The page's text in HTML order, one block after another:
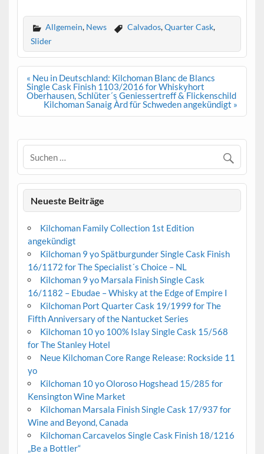
Allgemein, News Calvados,Quarter Cask,
Slider
Beitrags-
Navigation
« Neu in Deutschland: Kilchoman Blanc de Blancs
Single Cask Finish 1103/2016 for Whiskyhort
Oberhausen, Schlüter´s Geniessertreff & Flickenschild
Kilchoman Sanaig Àrd für Schweden angekündigt »
Neueste Beiträge
Kilchoman Family Collection 1st Edition
angekündigt
Kilchoman 9 yo Spätburgunder Single Cask Finish
16/1172 for The Specialist´s Choice – NL
Kilchoman 9 yo Marsala Finish Single Cask
16/1182 – Ebudae – Whisky at the Edge of Empire I
Kilchoman Port Quarter Cask 19/1999 for The
Fifth Anniversary of the Nantucket Series
Kilchoman 10 yo 100% Islay Single Cask 15/568
for The Stanley Hotel
Neue Kilchoman Core Range Release: Rockside 11
yo
Kilchoman 10 yo Oloroso Hogshead 15/285 for
Kensington Wine Market
Kilchoman Marsala Finish Single Cask 17/937 for
Wine and Beyond, Canada
Kilchoman Carcavelos Single Cask Finish 18/1216
„Be a Bottler“